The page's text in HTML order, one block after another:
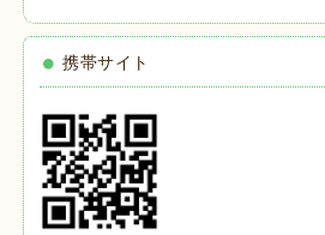
携帯サイト